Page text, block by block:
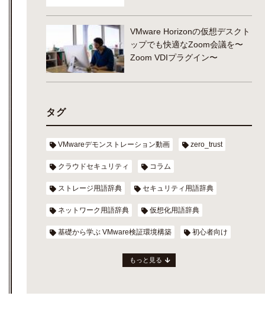
VMware Horizonの仮想デスクト
ップでも快適なZoom会議を〜
Zoom VDIプラグイン〜
タグ
VMwareデモンストレーション動画 zero_trust
クラウドセキュリティ コラム
ストレージ用語辞典 セキュリティ用語辞典
ネットワーク用語辞典 仮想化用語辞典
基礎から学ぶ VMware検証環境構築 初心者向け
もっと見る